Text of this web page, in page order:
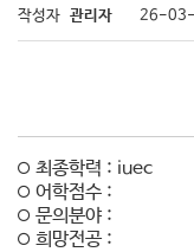
작성자 관리자 26-
최종학력 : iuec
어학점수 :
문의분야 :
희망전공 :